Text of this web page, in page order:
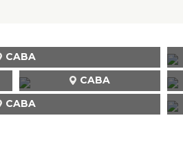
CABA
CABA
CABA